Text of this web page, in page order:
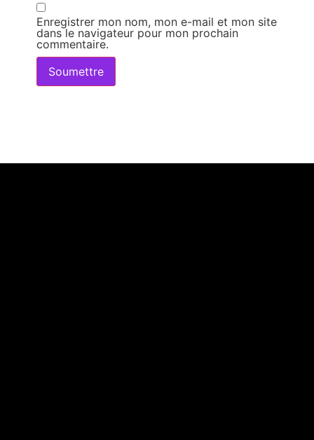
Enregistrer mon nom, mon e-mail et mon site
dans le navigateur pour mon prochain
commentaire.